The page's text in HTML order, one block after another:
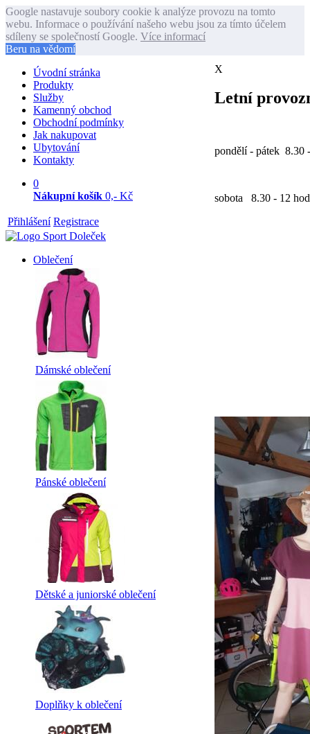
Google nastavuje soubory cookie k analýze provozu na tomto
webu. Informace o používání našeho webu jsou za tímto účelem
sdíleny se společností Google. Více informací
Beru na vědomí
X
Letní
pondělí - pátek 8.30
sobota 8.30 - 12 hod
Úvodní stránka
Produkty
Služby
Kamenný obchod
Obchodní podmínky
Jak nakupovat
Ubytování
Kontakty
0
Nákupní košík 0,- Kč
Přihlášení Registrace
Oblečení
Dámské oblečení
Pánské oblečení
Dětské a juniorské oblečení
Doplňky k oblečení